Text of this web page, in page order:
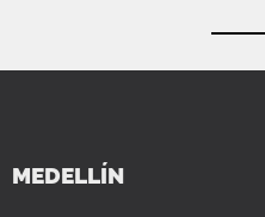
MEDELLÍN